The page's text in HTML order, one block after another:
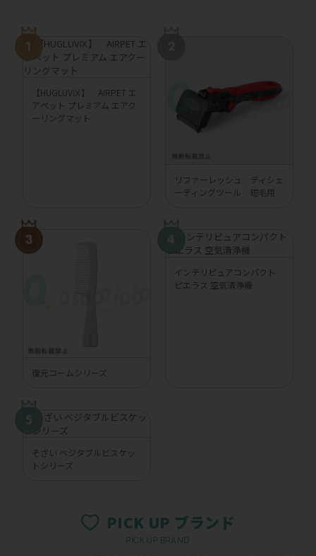
【HUGLUVⅨ】 AIRPET エ
アペット プレミアム エアク
ーリングマット
リファーレッシュ ディシェ
ーディングツール 短毛用
復元コームシリーズ
インテリピュアコンパクト
ピエラス 空気清浄機
そざい ベジタブルビスケッ
トシリーズ
PICK UP ブランド
PICK UP BRAND